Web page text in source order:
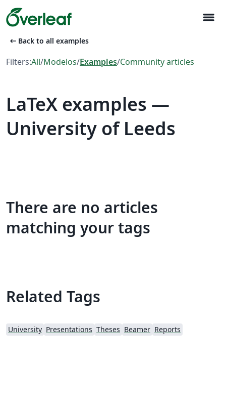
menu
arrow_left_alt Back to all examples
Filters:All/Modelos/Examples/Community articles
LaTeX examples —
University of Leeds
There are no articles
matching your tags
Related Tags
University Presentations Theses Beamer Reports